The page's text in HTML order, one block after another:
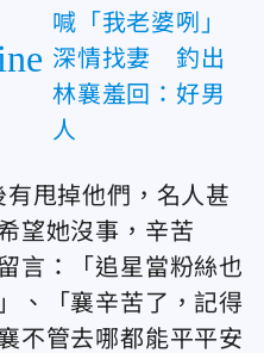
喊「我老婆咧」
深情找妻 釣出
林襄羞回：好男
人
甩掉他們，名人甚
望她沒事，辛苦
言：「追星當粉絲也
、「襄辛苦了，記得
不管去哪都能平平安